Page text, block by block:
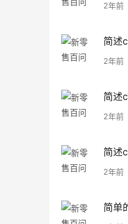
2年前
简述
2年前
简述
2年前
简述
2年前
简单